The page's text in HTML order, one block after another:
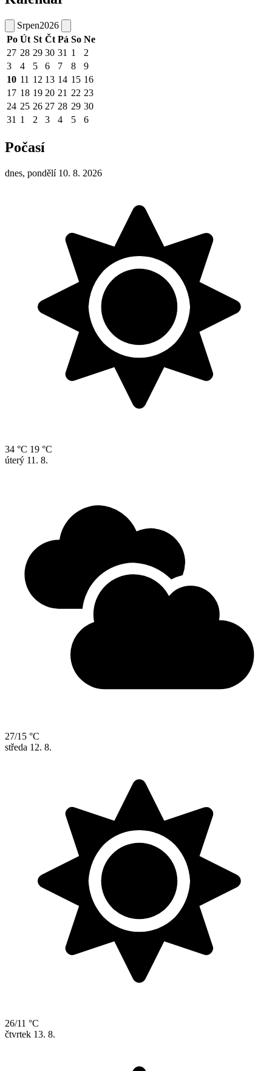
Srpen2026
Po Út St Čt Pá So Ne
27 28 29 30 31 1
2
3
4 5 6 7 8
9
10 11 12 13 14 15 16
17 18 19 20 21 22 23
24 25 26 27 28 29 30
31 1 2 3 4 5 6
Počasí
dnes, pondělí 10. 8. 2026
34 °C 19 °C
úterý 11. 8.
27/15 °C
středa 12. 8.
26/11 °C
čtvrtek 13. 8.